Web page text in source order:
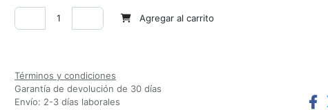
Agregar al carrito
Términos y condiciones
Garantía de devolución de 30 días
Envío: 2-3 días laborales